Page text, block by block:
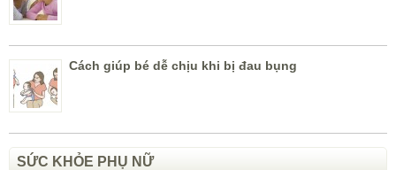
Cách giúp bé dễ chịu khi bị đau bụng
SỨC KHỎE PHỤ NỮ